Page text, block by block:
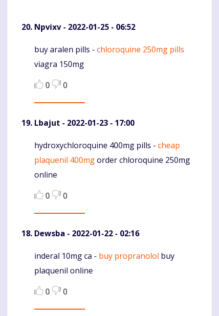
Npvixv - 2022-01-25 - 06:52
Komentaras
buy aralen pills - chloroquine 250mg pills
viagra 150mg
0
0
Lbajut - 2022-01-23 - 17:00
Komentaras
hydroxychloroquine 400mg pills - cheap
plaquenil 400mgorder chloroquine 250mg
online
0
0
Dewsba - 2022-01-22 - 02:16
Komentaras
inderal 10mg ca - buy propranolol buy
plaquenil online
0
0